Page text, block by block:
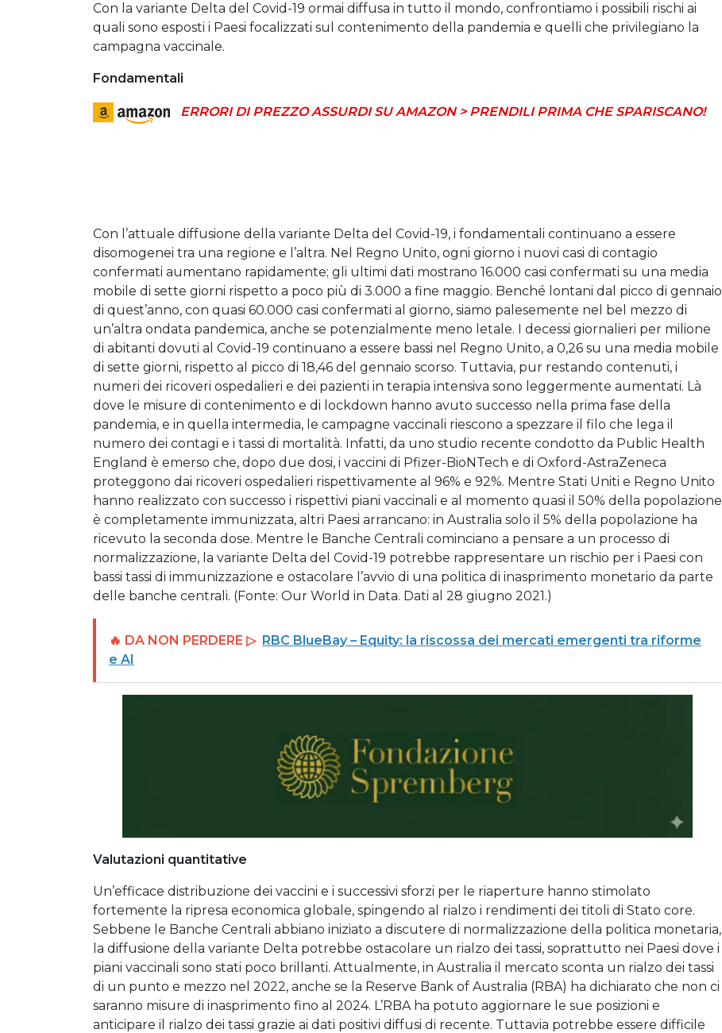
Con la variante Delta del Covid-19 ormai diffusa in tutto il mondo, confrontiamo i possibili rischi ai
quali sono esposti i Paesi focalizzati sul contenimento della pandemia e quelli che privilegiano la
campagna vaccinale.
Fondamentali
ERRORI DI PREZZO ASSURDI SU AMAZON > PRENDILI PRIMA CHE SPARISCANO!
Con l’attuale diffusione della variante Delta del Covid-19, i fondamentali continuano a essere
disomogenei tra una regione e l’altra. Nel Regno Unito, ogni giorno i nuovi casi di contagio
confermati aumentano rapidamente; gli ultimi dati mostrano 16.000 casi confermati su una media
mobile di sette giorni rispetto a poco più di 3.000 a fine maggio. Benché lontani dal picco di gennaio
di quest’anno, con quasi 60.000 casi confermati al giorno, siamo palesemente nel bel mezzo di
un’altra ondata pandemica, anche se potenzialmente meno letale. I decessi giornalieri per milione
di abitanti dovuti al Covid-19 continuano a essere bassi nel Regno Unito, a 0,26 su una media mobile
di sette giorni, rispetto al picco di 18,46 del gennaio scorso. Tuttavia, pur restando contenuti, i
numeri dei ricoveri ospedalieri e dei pazienti in terapia intensiva sono leggermente aumentati. Là
dove le misure di contenimento e di lockdown hanno avuto successo nella prima fase della
pandemia, e in quella intermedia, le campagne vaccinali riescono a spezzare il filo che lega il
numero dei contagi e i tassi di mortalità. Infatti, da uno studio recente condotto da Public Health
England è emerso che, dopo due dosi, i vaccini di Pfizer-BioNTech e di Oxford-AstraZeneca
proteggono dai ricoveri ospedalieri rispettivamente al 96% e 92%. Mentre Stati Uniti e Regno Unito
hanno realizzato con successo i rispettivi piani vaccinali e al momento quasi il 50% della popolazione
è completamente immunizzata, altri Paesi arrancano: in Australia solo il 5% della popolazione ha
ricevuto la seconda dose. Mentre le Banche Centrali cominciano a pensare a un processo di
normalizzazione, la variante Delta del Covid-19 potrebbe rappresentare un rischio per i Paesi con
bassi tassi di immunizzazione e ostacolare l’avvio di una politica di inasprimento monetario da parte
delle banche centrali. (Fonte: Our World in Data. Dati al 28 giugno 2021.)
🔥 DA NON PERDERE ▷ RBC BlueBay – Equity: la riscossa dei mercati emergenti tra riforme
e AI
Valutazioni quantitative
Un’efficace distribuzione dei vaccini e i successivi sforzi per le riaperture hanno stimolato
fortemente la ripresa economica globale, spingendo al rialzo i rendimenti dei titoli di Stato core.
Sebbene le Banche Centrali abbiano iniziato a discutere di normalizzazione della politica monetaria,
la diffusione della variante Delta potrebbe ostacolare un rialzo dei tassi, soprattutto nei Paesi dove i
piani vaccinali sono stati poco brillanti. Attualmente, in Australia il mercato sconta un rialzo dei tassi
di un punto e mezzo nel 2022, anche se la Reserve Bank of Australia (RBA) ha dichiarato che non ci
saranno misure di inasprimento fino al 2024. L’RBA ha potuto aggiornare le sue posizioni e
anticipare il rialzo dei tassi grazie ai dati positivi diffusi di recente. Tuttavia potrebbe essere difficile